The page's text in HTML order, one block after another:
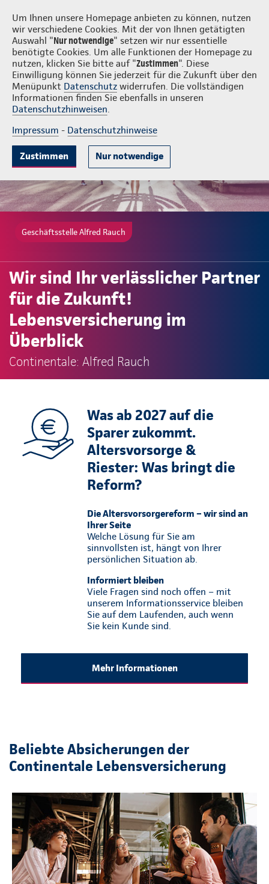
Um Ihnen unsere Homepage anbieten zu können, nutzen
wir verschiedene Cookies. Mit der von Ihnen getätigten
Auswahl "Nur notwendige" setzen wir nur essentielle
benötigte Cookies. Um alle Funktionen der Homepage zu
nutzen, klicken Sie bitte auf "Zustimmen". Diese
Einwilligung können Sie jederzeit für die Zukunft über den
Menüpunkt Datenschutz widerrufen. Die vollständigen
Informationen finden Sie ebenfalls in unseren
Datenschutzhinweisen.
Impressum - Datenschutzhinweise
Zustimmen Nur notwendige
Alfred Rauch Login
Beliebte Produkte Weitere Angebote Beratung & Angebot
Geschäftsstelle Alfred Rauch
Wir sind Ihr verlässlicher Partner
für die Zukunft!
Lebensversicherung im
Überblick
Continentale: Alfred Rauch
Was ab 2027 auf die
Sparer zukommt.
Altersvorsorge &
Riester: Was bringt die
Reform?
Die Altersvorsorgereform – wir sind an
Ihrer Seite
Welche Lösung für Sie am
sinnvollsten ist, hängt von Ihrer
persönlichen Situation ab.
Informiert bleiben
Viele Fragen sind noch offen – mit
unserem Informationsservice bleiben
Sie auf dem Laufenden, auch wenn
Sie kein Kunde sind.
Mehr Informationen
Beliebte Absicherungen der
Continentale Lebensversicherung